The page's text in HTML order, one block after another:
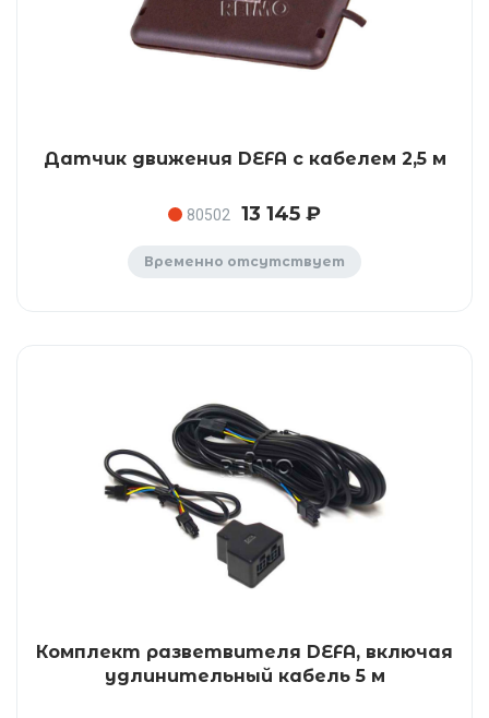
Датчик движения DEFA с кабелем 2,5 м
80502 13 145 ₽
Временно отсутствует
Комплект разветвителя DEFA, включая
удлинительный кабель 5 м